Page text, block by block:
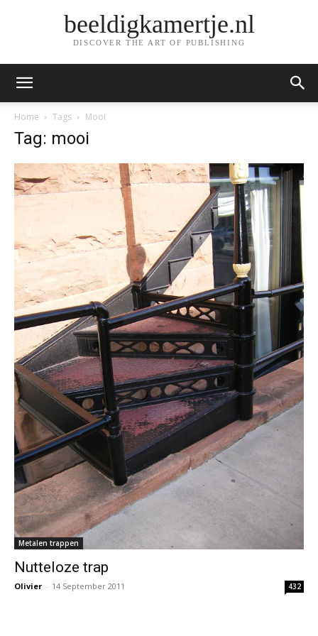
beeldigkamertje.nl
DISCOVER THE ART OF PUBLISHING
Home Tags Mooi
Tag: mooi
Metalen trappen
Nutteloze trap
Olivier - 14 September 2011 432